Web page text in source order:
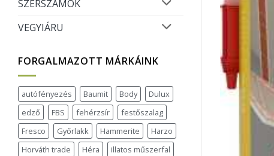
SZERSZÁMOK
VEGYIÁRU
FORGALMAZOTT MÁRKÁINK
autófényezés Baumit Body
Dulux
edző
FBS fehérzsír
festőszalag
Fresco
Győrlakk Hammerite
Harzo
Horváth trade
Héra
illatos műszerfal